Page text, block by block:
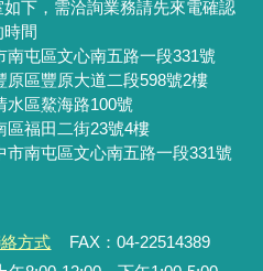
下，需洽詢業務請先來電確認
時間
屯區文心南五路一段331號
原區豐原大道二段598號2樓
水區鰲海路100號
區福田二街23號4樓
南屯區文心南五路一段331號
方式
FAX：04-22514389